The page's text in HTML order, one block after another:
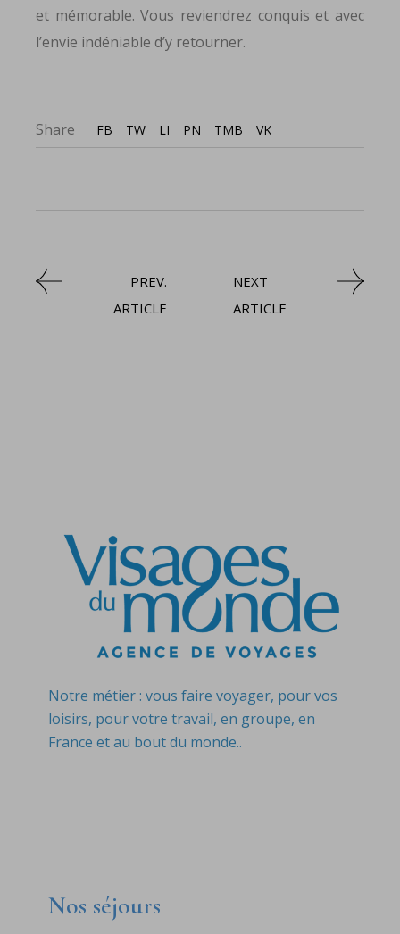
et mémorable. Vous reviendrez conquis et avec
l’envie indéniable d’y retourner.
Share FB TW LI PN TMB VK
PREV.
ARTICLE
NEXT
ARTICLE
Notre métier : vous faire voyager, pour vos
loisirs, pour votre travail, en groupe, en
France et au bout du monde..
Nos séjours